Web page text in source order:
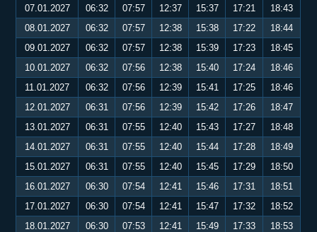
07.01.2027
06:32 07:57 12:37 15:37 17:21
18:43
08.01.2027
06:32 07:57 12:38 15:38 17:22
18:44
09.01.2027
06:32 07:57 12:38 15:39 17:23
18:45
10.01.2027
06:32 07:56 12:38 15:40 17:24
18:46
11.01.2027
06:32 07:56 12:39 15:41 17:25
18:46
12.01.2027
06:31 07:56 12:39 15:42 17:26
18:47
13.01.2027
06:31 07:55 12:40 15:43 17:27
18:48
14.01.2027
06:31 07:55 12:40 15:44 17:28
18:49
15.01.2027
06:31 07:55 12:40 15:45 17:29
18:50
16.01.2027
06:30 07:54 12:41 15:46 17:31
18:51
17.01.2027
06:30 07:54 12:41 15:47 17:32
18:52
18.01.2027
06:30 07:53 12:41 15:49 17:33
18:53